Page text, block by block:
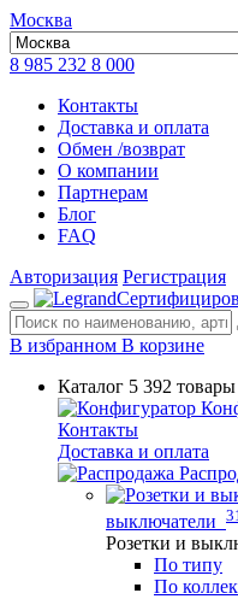
Москва
8 985 232 8 000
Контакты
Доставка и оплата
Обмен /возврат
О компании
Партнерам
Блог
FAQ
Авторизация Регистрация
В избранном В корзине
Каталог 5 392 товары
Контакты
Доставка и оплата
выключатели
Розетки и
По типу
По